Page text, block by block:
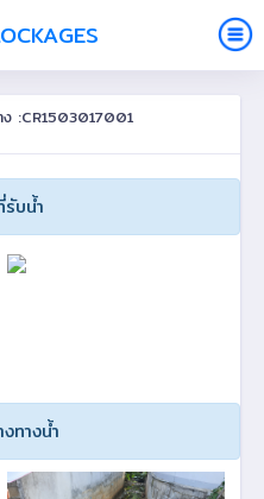
:CR1503017001
บน้ำ
ทางน้ำ